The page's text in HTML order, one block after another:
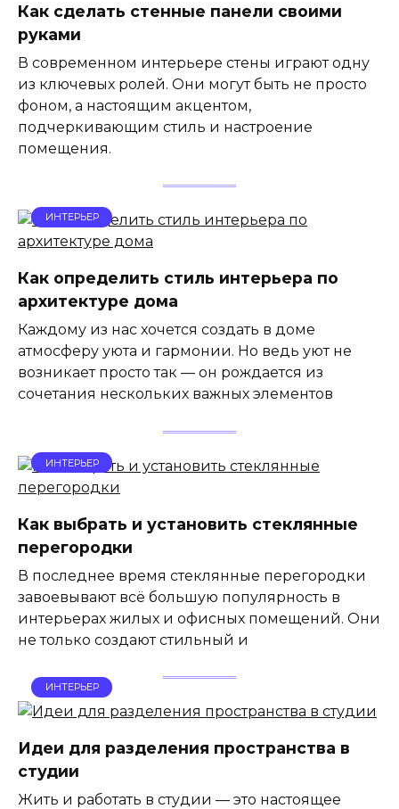
Как сделать стенные панели своими
руками
В современном интерьере стены играют одну
из ключевых ролей. Они могут быть не просто
фоном, а настоящим акцентом,
подчеркивающим стиль и настроение
помещения.
ИНТЕРЬЕР
Как определить стиль интерьера по
архитектуре дома
Каждому из нас хочется создать в доме
атмосферу уюта и гармонии. Но ведь уют не
возникает просто так — он рождается из
сочетания нескольких важных элементов
ИНТЕРЬЕР
Как выбрать и установить стеклянные
перегородки
В последнее время стеклянные перегородки
завоевывают всё большую популярность в
интерьерах жилых и офисных помещений. Они
не только создают стильный и
ИНТЕРЬЕР
Идеи для разделения пространства в
студии
Жить и работать в студии — это настоящее